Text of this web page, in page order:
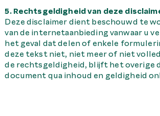
5. Rechtsgeldigheid van deze
Deze disclaimer dient beschouwd te
van de internetaanbieding vanwaar u
het geval dat delen of enkele
deze tekst niet, niet meer of niet
de rechtsgeldigheid, blijft het overige
document qua inhoud en geldigheid